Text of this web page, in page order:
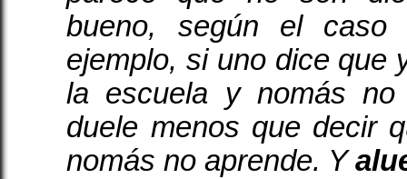
bueno, según el
ejemplo, si uno dice que
la escuela y nomás
duele menos que decir
nomás no aprende. Y